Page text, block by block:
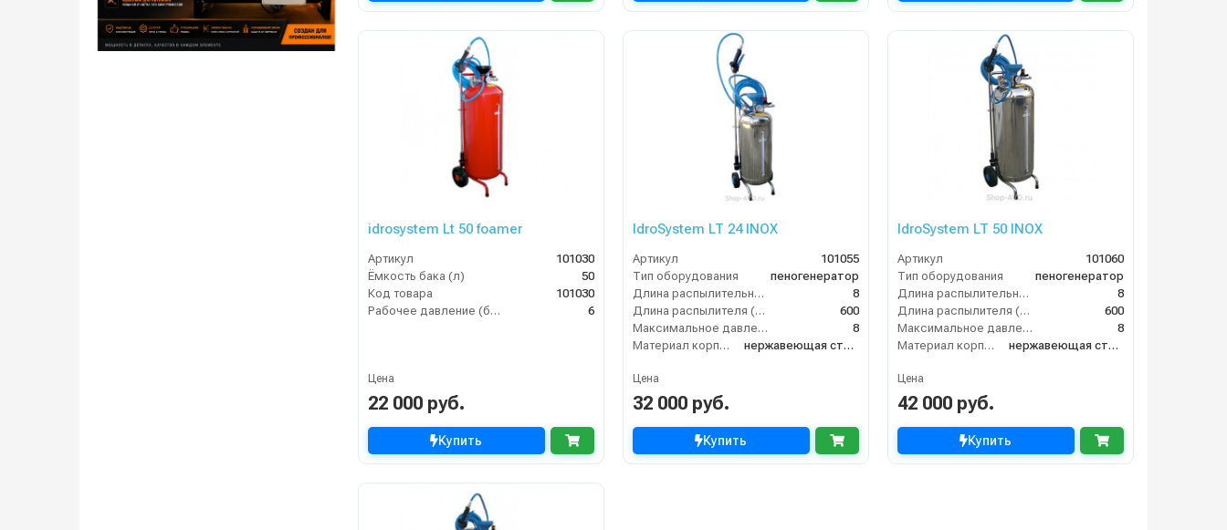
idrosystem Lt 50 foamer
Артикул
101030
Ёмкость бака (л)
50
Код товара
101030
Рабочее давление (бар)
6
Цена
22 000 руб.
Купить
IdroSystem LT 24 INOX
Артикул
101055
Тип оборудования
пеногенератор
Длина распылительного шланга (м)
8
Длина распылителя (мм)
600
Максимальное давление на выходе (бар)
8
Материал корпуса
нержавеющая сталь
Цена
32 000 руб.
Купить
IdroSystem LT 50 INOX
Артикул
101060
Тип оборудования
пеногенератор
Длина распылительного шланга (м)
8
Длина распылителя (мм)
600
Максимальное давление на выходе (бар)
8
Материал корпуса
нержавеющая сталь
Цена
42 000 руб.
Купить